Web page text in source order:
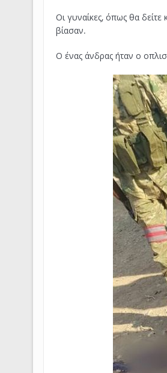
Οι γυναίκες, όπως θα δείτε
βίασαν.
Ο ένας άνδρας ήταν ο